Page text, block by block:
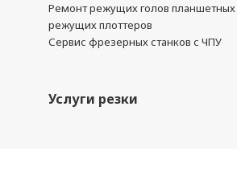
Ремонт режущих голов планшетных
режущих плоттеров
Сервис фрезерных станков с ЧПУ
Услуги резки